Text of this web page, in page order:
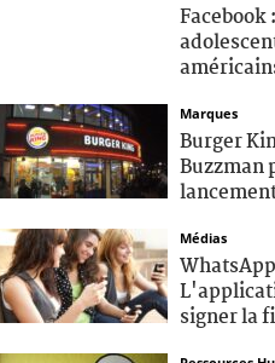
Facebook
Marques
Burger
Buzzman
Médias
signer la